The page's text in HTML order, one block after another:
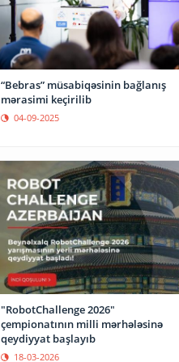
“Bebras” müsabiqəsinin bağlanış
mərasimi keçirilib
04-09-2025
"RobotChallenge 2026"
çempionatının milli mərhələsinə
qeydiyyat başlayıb
18-03-2026